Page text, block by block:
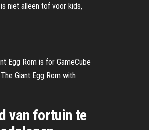
niet alleen tof voor kids,
Egg Rom is for GameCube
Giant Egg Rom with
van fortuin te